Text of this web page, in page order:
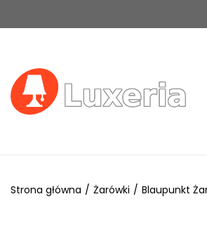
Strona główna / Żarówki / Blaupunkt